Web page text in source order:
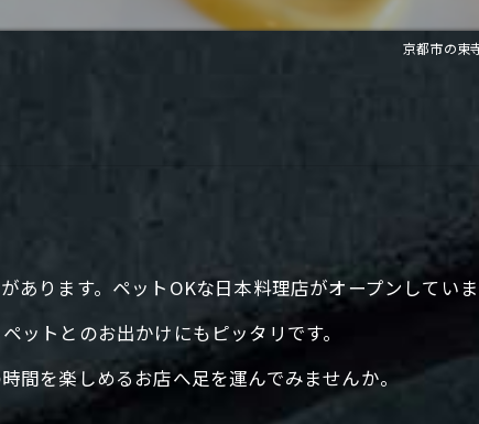
京都市の東
あります。ペットOKな日本料理店がオープンしていま
ットとのお出かけにもピッタリです。
間を楽しめるお店へ足を運んでみませんか。